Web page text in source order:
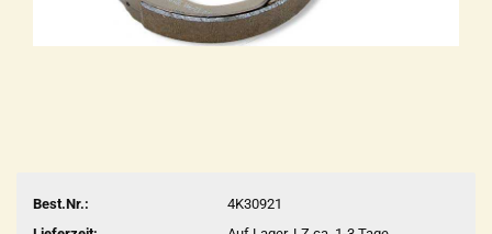
Best.Nr.:
4K30921